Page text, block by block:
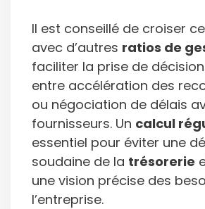
Il est conseillé de croiser
avec d’autres ratios de
faciliter la prise de
entre accélération des
ou négociation de délais
fournisseurs. Un calcul
essentiel pour éviter une
soudaine de la trésorerie
une vision précise des
l’entreprise.